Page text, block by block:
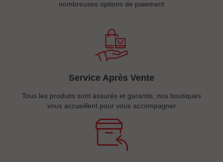
nombreuses options de paiement
Service Après Vente
Tous les produits sont assurés et garantis, nos boutiques
vous accueillent pour vous accompagner